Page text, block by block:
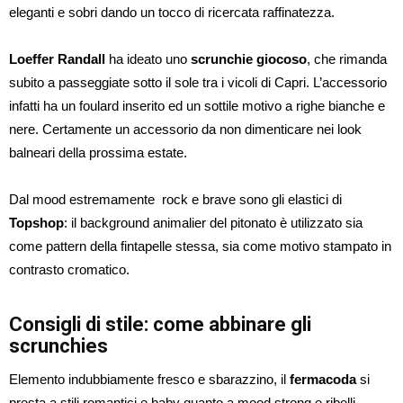
eleganti e sobri dando un tocco di ricercata raffinatezza.
Loeffer Randall ha ideato uno scrunchie giocoso, che rimanda
subito a passeggiate sotto il sole tra i vicoli di Capri. L’accessorio
infatti ha un foulard inserito ed un sottile motivo a righe bianche e
nere. Certamente un accessorio da non dimenticare nei look
balneari della prossima estate.
Dal mood estremamente rock e brave sono gli elastici di
Topshop: il background animalier del pitonato è utilizzato sia
come pattern della fintapelle stessa, sia come motivo stampato in
contrasto cromatico.
Consigli di stile: come abbinare gli
scrunchies
Elemento indubbiamente fresco e sbarazzino, il fermacodasi